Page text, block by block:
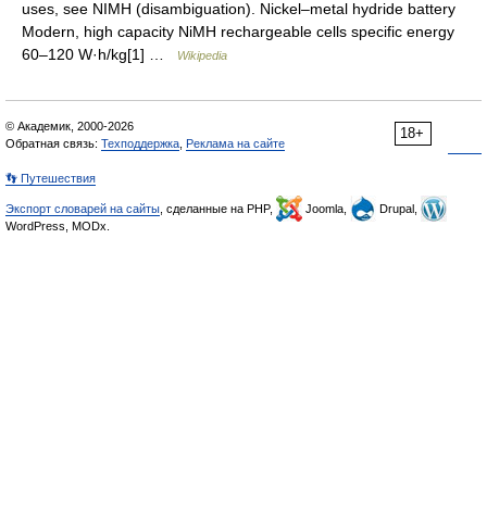
uses, see NIMH (disambiguation). Nickel–metal hydride battery
Modern, high capacity NiMH rechargeable cells specific energy
60–120 W·h/kg[1] …
Wikipedia
18+
© Академик, 2000-2026
Обратная связь: Техподдержка Реклама на сайте
👣 Путешествия
Экспорт словарей на сайты , сделанные на PHP, Joomla,
Drupal,
WordPress, MODx.